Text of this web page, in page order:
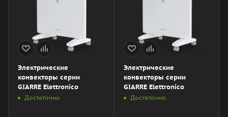
Электрические
конвекторы серии
GIARRE Elettronico
Достаточно
Электрические
конвекторы серии
GIARRE Elettronico
Достаточно